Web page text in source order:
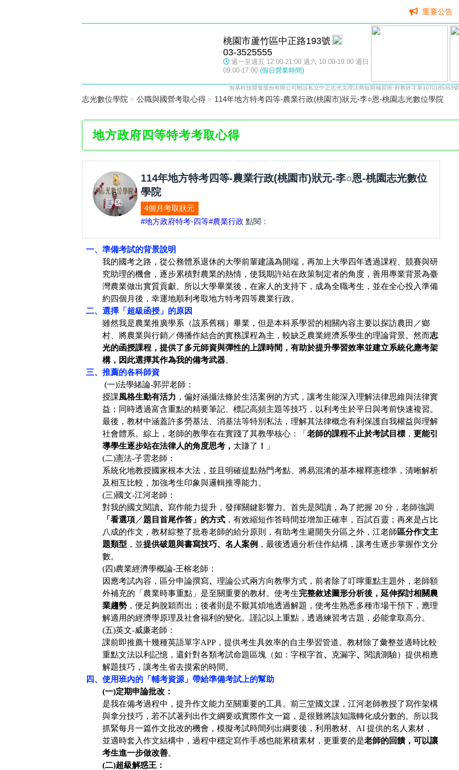
重要公告
桃園市蘆竹區中正路193號
03-3525555
週一至週五 12:00-21:00 週六 10:00-19:00 週日
09:00-17:00 (假日營業時間)
智基科技開發股份有限公司附設私立中正志光文理法商短期補習班-府教終字第1070185363號
志光數位學院 » 公職與國營考取心得 » 114年地方特考四等-農業行政(桃園市)狀元-李○恩-桃園志光數位學院
地方政府四等特考考取心得
114年地方特考四等-農業行政(桃園市)狀元-李○恩-桃園志光數位
學院
4個月考取狀元
#地方政府特考-四等#農業行政 點閱：
一、準備考試的背景說明
我的國考之路，從公務體系退休的大學前輩建議為開端， 再加上大學四年透過課程、競賽與研
究助理的機會， 逐步累積對農業的熱情，使我期許站在政策制定者的角度，善用專業背景為臺
灣農業做出實質貢獻。所以大學畢業後，在家人的支持下，成為全職考生，並在全心投入準備
約四個月後，幸運地順利考取地方特考四等農業行政。
二、選擇「超級函授」的原因
雖然我是農業推廣學系（該系舊稱）畢業，但是本科系學習的相關內容主要以探訪農田／鄉
村、將農業與行銷／傳播作結合的實務課程為主，較缺乏農業經濟系學生的理論背景。然而志
光的函授課程，提供了多元師資與彈性的上課時間，有助於提升學習效率並建立系統化應考架
構，因此選擇其作為我的備考武器。
三、推薦的各科師資
(一)法學緒論-郭羿老師：
授課風格生動有活力 ，偏好涵攝法條於生活案例的方式，讓考生能深入理解法律思維與法律實
益；同時透過富含重點的精要筆記、標記高頻主題等技巧，以利考生於平日與考前快速複習。
最後，教材中涵蓋許多勞基法、消基法等特別私法，理解其法律概念有利保護自我權益與理解
社會體系。綜上，老師的教學在在實踐了其教學核心：「 老師的課程不止於考試目標 ， 更能引
導學生逐步站在法律人的角度思考， 太賺了 ！
」
(二)憲法-子雲老師：
系統化地教授國家根本大法，並且明確提點熱門考點、將易混淆的基本權釋憲標準，清晰解析
及相互比較，加強考生印象與邏輯推導能力。
(三)國文-江河老師：
對我的國文閱讀、 寫作能力提升 ，發揮關鍵影響力。首先是閱讀，為了把握 20 分，老師強調
「看選項／題目首尾作答」的方式 ，有效縮短作答時間並增加正確率，百試百靈；再來是占比
八成的作文，教材綜整了批卷老師的給分原則，有助考生避開失分區之外，江老師 區分作文主
題類型 ，並提供破題與書寫技巧、名人案例 ，最後透過分析佳作結構，讓考生逐步掌握作文分
數。
(四)農業經濟學概論-王榕老師：
因應考試內容，區分申論撰寫、 理論公式兩方向教學方式，前者除了叮嚀重點主題外，老師額
外補充的「農業時事重點」是至關重要的教材。使考生完整敘述圖形分析後，延伸探討相關農
業趨勢 ，便足夠脫穎而出；後者則是不厭其煩地透過解題，使考生熟悉多種市場干預下，應理
解適用的經濟學原理及社會福利的變化。謹記以上重點，透過練習考古題，必能拿取高分。
(五)英文-威廉老師：
課前即推薦十幾種英語單字APP，提供考生具效率的自主學習管道。教材除了彙整並適時比較
重點文法以利記憶，還針對各類考試命題 區塊（如：字根字首、 克漏字、 閱讀測驗）提供相應
解題技巧，讓考生省去摸索的時間。
四、使用班內的「輔考資源」帶給準備考試上的幫助
(一)定期申論批改 ：
是我在備考過程中，提升作文能力至關重要的工具。前三堂國文課，江河老師教授了寫作架構
與拿分技巧，若不試著列出作文綱要或實際作文一篇，是很難將該知識轉化成分數的。所以我
抓緊每月一篇作文批改的機會，模擬考試時間列出綱要後，利用教材、AI 提供的名人素材，
並適時套入作文結構中，過程中穩定寫作手感也能累積素材，更重要的是老師的回饋，可以讓
考生進一步做改善。
(二)超級解惑王：